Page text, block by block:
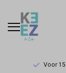
Voor